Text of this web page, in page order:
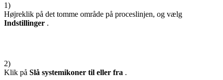
1)
Højreklik på det tomme område på proceslinjen, og vælg
Indstillinger .
2)
Klik på Slå systemikoner til eller fra .